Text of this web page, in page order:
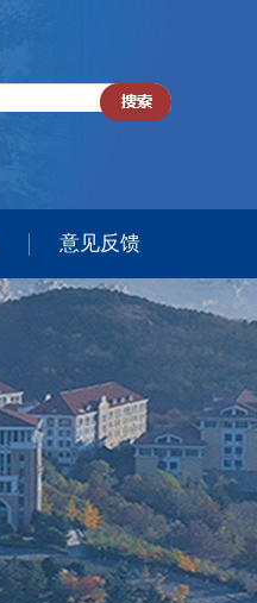
意见反馈